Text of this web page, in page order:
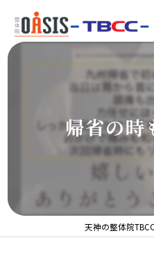
帰省の時
天神の整体院TBCC